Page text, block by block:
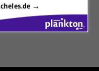
→